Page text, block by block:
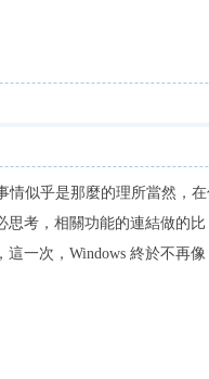
似乎是那麼的理所當然，
考，相關功能的連結做的比
一次，Windows 終於不再像